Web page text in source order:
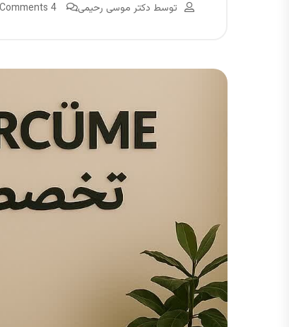
توسط دکتر موسی رحیمی 4 Comments